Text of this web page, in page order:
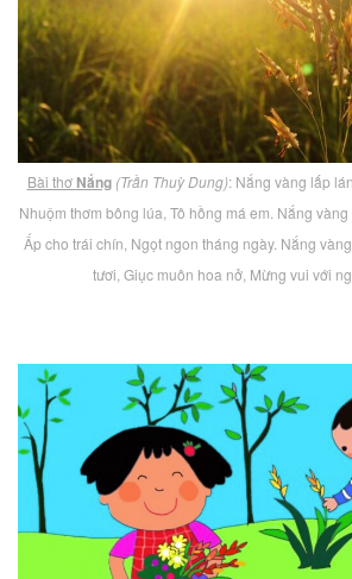
Bài thơ Nắng (Trần Thuỳ Dung): Nắng vàng lấp
Nhuộm thơm bông lúa, Tô hồng má em. Nắng
Ấp cho trái chín, Ngọt ngon tháng ngày. Nắng
tươi, Giục muôn hoa nở, Mừng vui với